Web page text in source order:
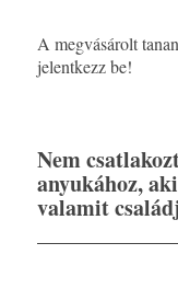
A megvásárolt
jelentkezz be!
Nem
anyukához,
valamit